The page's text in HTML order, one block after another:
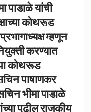
पाडाळे यांची
कोथरूड
म्हणून
करण्यात
कोथरूड
पाषाणकर
भीमा पाडाळे
पुढील राजकीय